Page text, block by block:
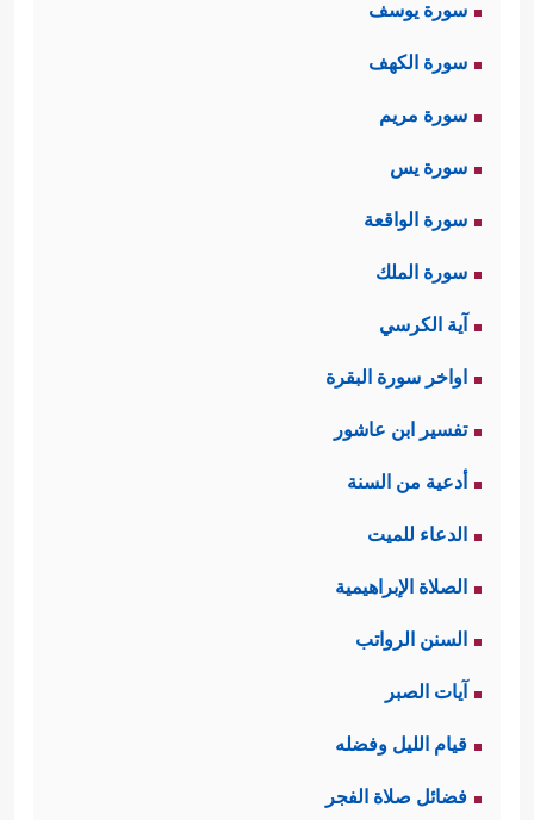
سورة يوسف
سورة الكهف
سورة مريم
سورة يس
سورة الواقعة
سورة الملك
آية الكرسي
اواخر سورة البقرة
تفسير ابن عاشور
أدعية من السنة
الدعاء للميت
الصلاة الإبراهيمية
السنن الرواتب
آيات الصبر
قيام الليل وفضله
فضائل صلاة الفجر